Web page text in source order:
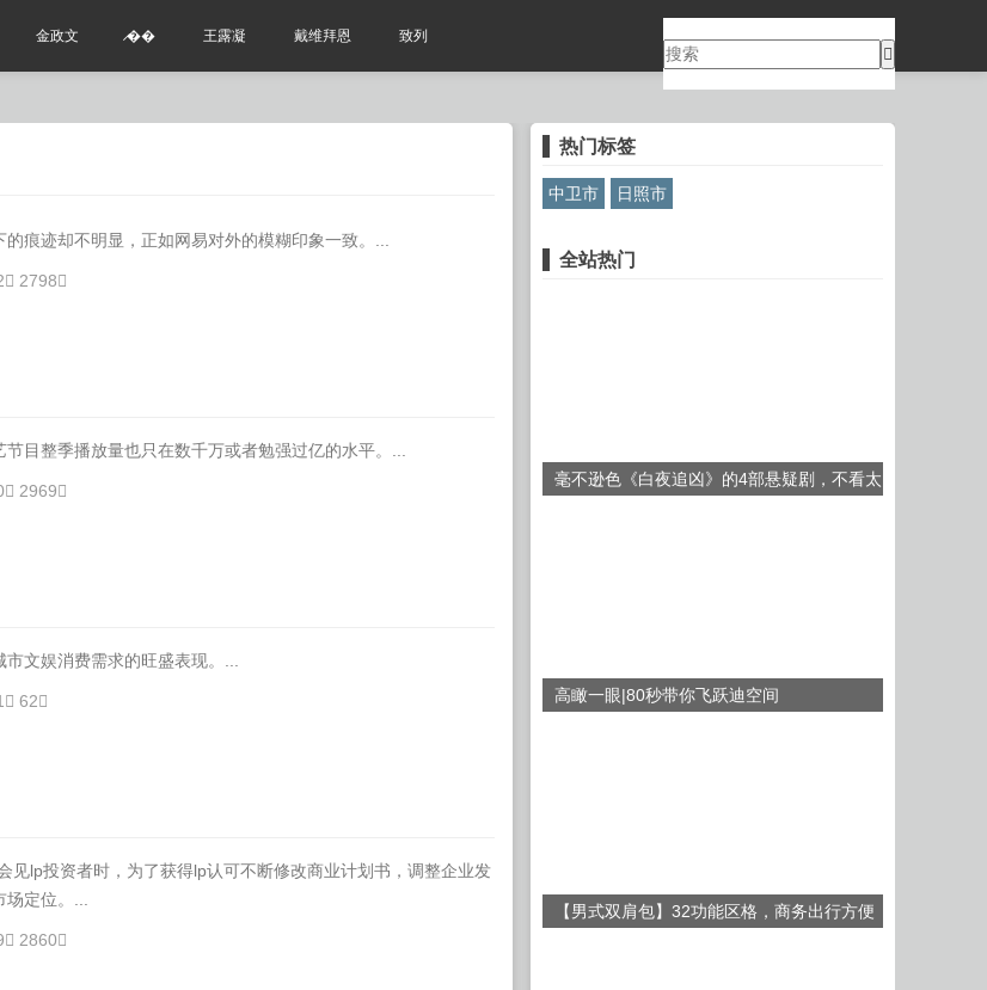
金政文 ̷�� 王露凝 戴维拜恩 致列
痕迹却不明显，正如网易对外的模糊印象一致。...
2798
整季播放量也只在数千万或者勉强过亿的水平。...
2969
文娱消费需求的旺盛表现。...
62
见lp投资者时，为了获得lp认可不断修改商业计划书，调整企业发
定位。...
2860
热门标签
中卫市 日照市
全站热门
毫不逊色《白夜追凶》的4部悬疑剧，不看太
高瞰一眼|80秒带你飞跃迪空间
【男式双肩包】32功能区格，商务出行方便